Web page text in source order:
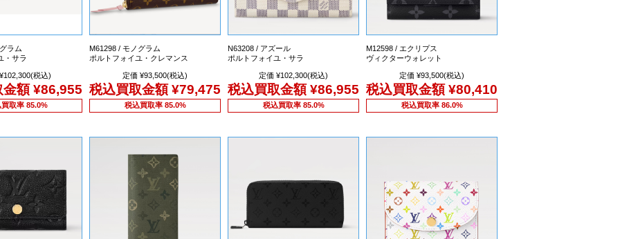
ラム
・サラ
税込)
金額¥86,955
取率 85.0%
M61298 / モノグラム
ポルトフォイユ・クレマンス
定価 ¥93,500(税込)
税込買取金額¥79,475
税込買取率 85.0%
N63208 / アズール
ポルトフォイユ・サラ
定価 ¥102,300(税込)
税込買取金額¥86,955
税込買取率 85.0%
M12598 / エクリプス
ヴィクターウォレット
定価 ¥93,500(税込)
税込買取金額¥80,410
税込買取率 86.0%